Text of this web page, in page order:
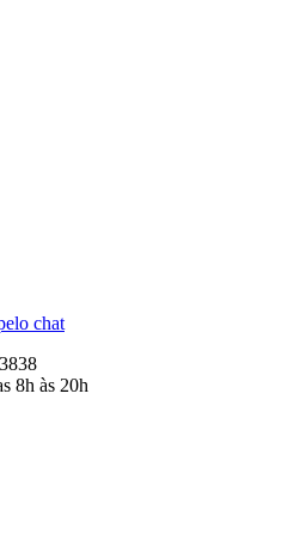
chat
8h às 20h